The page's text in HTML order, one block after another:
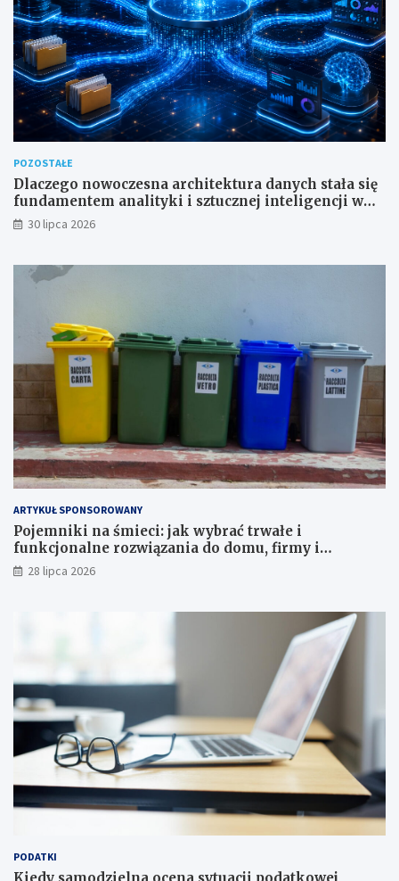
POZOSTAŁE
Dlaczego nowoczesna architektura danych stała się
fundamentem analityki i sztucznej inteligencji w
przedsiębiorstwach?
30 lipca 2026
ARTYKUŁ SPONSOROWANY
Pojemniki na śmieci: jak wybrać trwałe i
funkcjonalne rozwiązania do domu, firmy i
instytucji
28 lipca 2026
PODATKI